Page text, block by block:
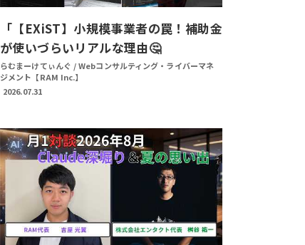
「【EXiST】小規模事業者の罠！補助金
が使いづらいリアルな理由🤔
らむまーけてぃんぐ / Webコンサルティング・ライバーマネ
ジメント【RAM Inc.】
2026.07.31